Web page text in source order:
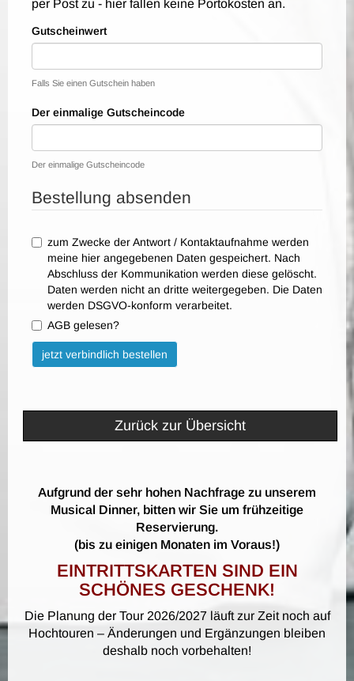
per Post zu - hier fallen keine Portokosten an.
Gutscheinwert
Falls Sie einen Gutschein haben
Der einmalige Gutscheincode
Der einmalige Gutscheincode
Bestellung absenden
zum Zwecke der Antwort / Kontaktaufnahme werden
meine hier angegebenen Daten gespeichert. Nach
Abschluss der Kommunikation werden diese gelöscht.
Daten werden nicht an dritte weitergegeben. Die Daten
werden DSGVO-konform verarbeitet.
AGB gelesen?
Bitte nicht ausfüllen.
jetzt verbindlich bestellen
Zurück zur Übersicht
Aufgrund der sehr hohen Nachfrage zu unserem
Musical Dinner, bitten wir Sie um frühzeitige
Reservierung.
(bis zu einigen Monaten im Voraus!)
EINTRITTSKARTEN SIND EIN
SCHÖNES GESCHENK!
Die Planung der Tour 2026/2027 läuft zur Zeit noch auf
Hochtouren – Änderungen und Ergänzungen bleiben
deshalb noch vorbehalten!